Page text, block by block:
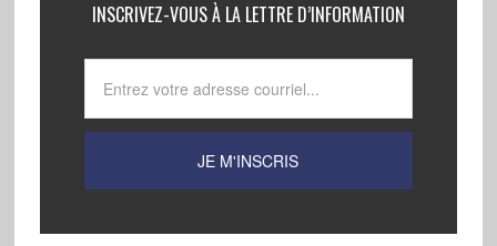
INSCRIVEZ-VOUS À LA LETTRE D’INFORMATION